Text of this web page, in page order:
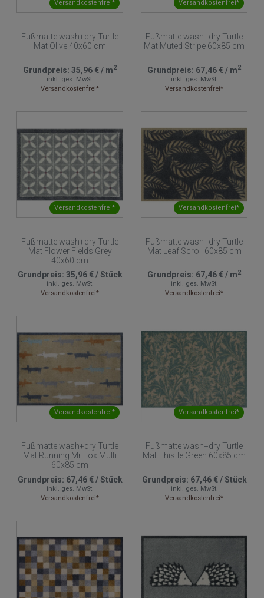
Versandkostenfrei*
Fußmatte wash+dry Turtle
Mat Olive 40x60 cm
Grundpreis: 35,96 €/ m2
inkl. ges. MwSt.
Versandkostenfrei*
Versandkostenfrei*
Fußmatte wash+dry Turtle
Mat Muted Stripe 60x85 cm
Grundpreis: 67,46 €/ m2
inkl. ges. MwSt.
Versandkostenfrei*
Versandkostenfrei*
Fußmatte wash+dry Turtle
Mat Flower Fields Grey
40x60 cm
Grundpreis: 35,96 €/Stück
inkl. ges. MwSt.
Versandkostenfrei*
Versandkostenfrei*
Fußmatte wash+dry Turtle
Mat Leaf Scroll 60x85 cm
Grundpreis: 67,46 €/ m2
inkl. ges. MwSt.
Versandkostenfrei*
Versandkostenfrei*
Fußmatte wash+dry Turtle
Mat Running Mr Fox Multi
60x85 cm
Grundpreis: 67,46 €/Stück
inkl. ges. MwSt.
Versandkostenfrei*
Versandkostenfrei*
Fußmatte wash+dry Turtle
Mat Thistle Green 60x85 cm
Grundpreis: 67,46 €/Stück
inkl. ges. MwSt.
Versandkostenfrei*